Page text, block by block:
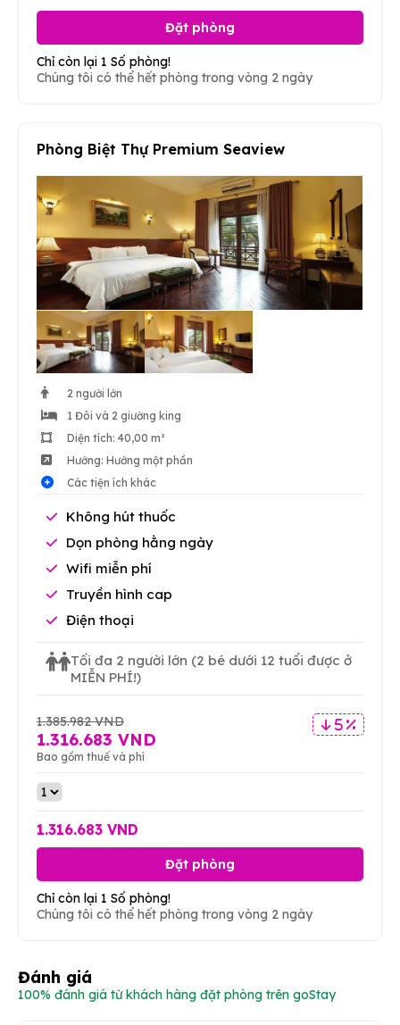
Đặt phòng
Chỉ còn lại 1 Số phòng!
Chúng tôi có thể hết phòng trong vòng 2 ngày
Phòng Biệt Thự Premium Seaview
2 người lớn
1 Đôi và 2 giường king
Diện tích: 40,00 m²
Hướng: Hướng một phần
Các tiện ích khác
Không hút thuốc
Dọn phòng hằng ngày
Wifi miễn phí
Truyền hình cap
Điện thoại
Tối đa 2 người lớn (2 bé dưới 12 tuổi được ở
MIỄN PHÍ!)
5 %
1.385.982 VND
1.316.683 VND
Bao gồm thuế và phí
1.316.683 VND
Đặt phòng
Chỉ còn lại 1 Số phòng!
Chúng tôi có thể hết phòng trong vòng 2 ngày
Đánh giá
100% đánh giá từ khách hàng đặt phòng trên goStay